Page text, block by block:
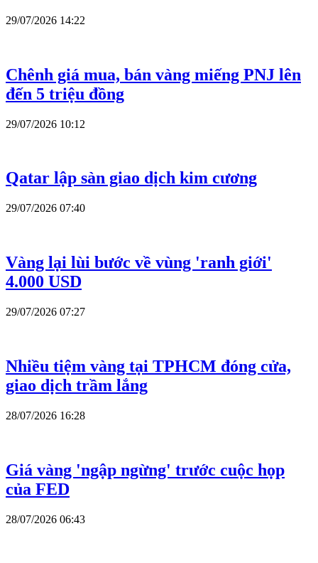
29/07/2026 14:22
Chênh giá mua, bán vàng miếng PNJ lên
đến 5 triệu đồng
29/07/2026 10:12
Qatar lập sàn giao dịch kim cương
29/07/2026 07:40
Vàng lại lùi bước về vùng 'ranh giới'
4.000 USD
29/07/2026 07:27
Nhiều tiệm vàng tại TPHCM đóng cửa,
giao dịch trầm lắng
28/07/2026 16:28
Giá vàng 'ngập ngừng' trước cuộc họp
của FED
28/07/2026 06:43